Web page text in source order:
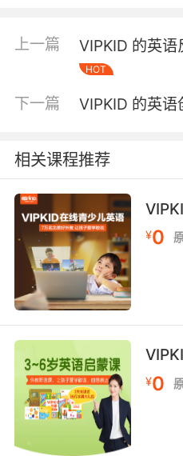
率控制在3%以内。该
术，对连读、弱读等复
注。斯坦福大学语言处
持续使用智能纠音功能
标（FLU）月均提升
实验室模式，通过家长
日10分钟的亲子跟读练
视化功能，形成完整的
Swain的输出假设理论
显示坚持家庭练习的学
掌握速度提升40%。平
素材库，涵盖全球12种
审美需求。 通过多维度
在发音准确度、语音辨
指标上展现出显著进步
重跨文化发音审美培养
语音环境。对于学习者
有效练习，配合平台提
突破，将是掌握标准发
上一篇 VIPKID 的英语
HOT
下一篇 VIPKID 的英语
相关课程推荐
¥0
¥0